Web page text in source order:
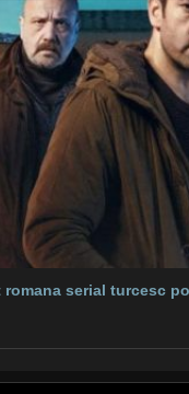
romana serial turcesc